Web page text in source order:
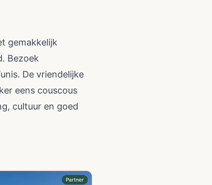
gemakkelijk
Bezoek
De vriendelijke
eens couscous
cultuur en goed
Partner